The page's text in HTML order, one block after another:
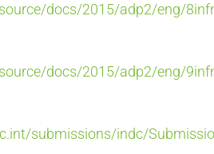
docs/2015/adp2/eng/
docs/2015/adp2/eng/
submissions/indc/